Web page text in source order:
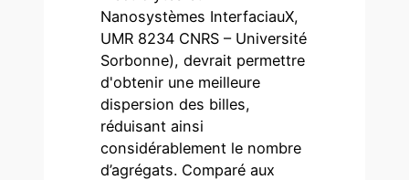
Nanosystèmes InterfaciauX,
UMR 8234 CNRS – Université
Sorbonne), devrait permettre
d'obtenir une meilleure
dispersion des billes,
réduisant ainsi
considérablement le nombre
d’agrégats. Comparé aux